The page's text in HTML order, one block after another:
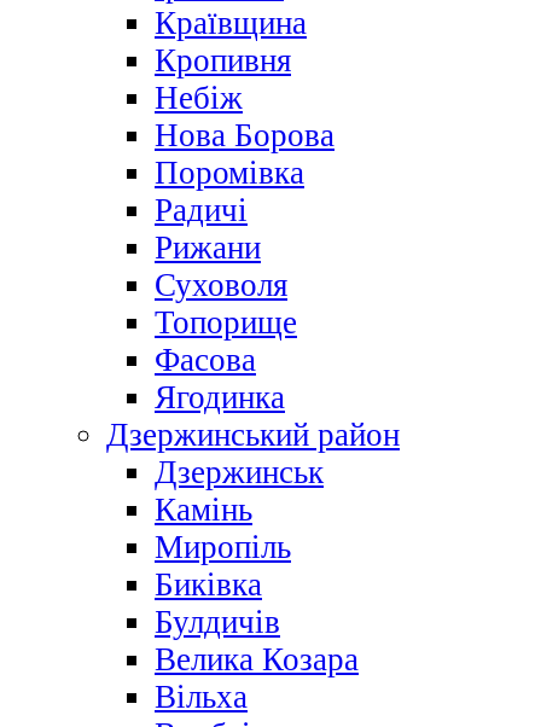
Краївщина
Кропивня
Небіж
Нова Борова
Поромівка
Радичі
Рижани
Суховоля
Топорище
Фасова
Ягодинка
Дзержинський район
Дзержинськ
Камінь
Миропіль
Биківка
Булдичів
Велика Козара
Вільха